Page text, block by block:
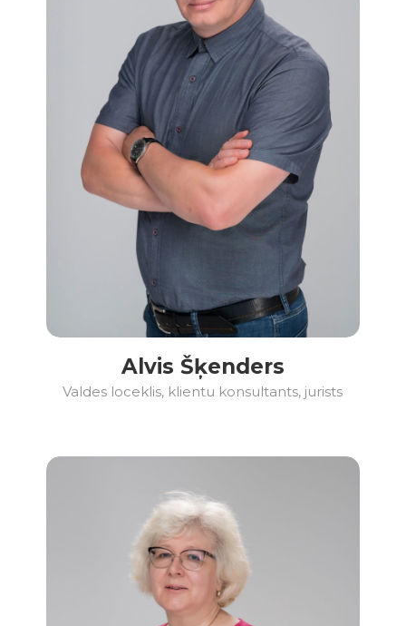
Alvis Šķenders
Valdes loceklis, klientu konsultants, jurists